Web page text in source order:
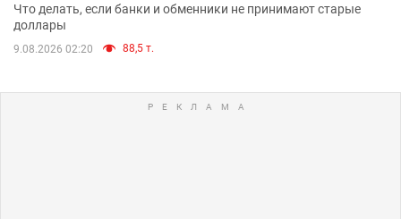
Что делать, если банки и обменники не принимают старые
доллары
9.08.2026 02:20 88,5 т.